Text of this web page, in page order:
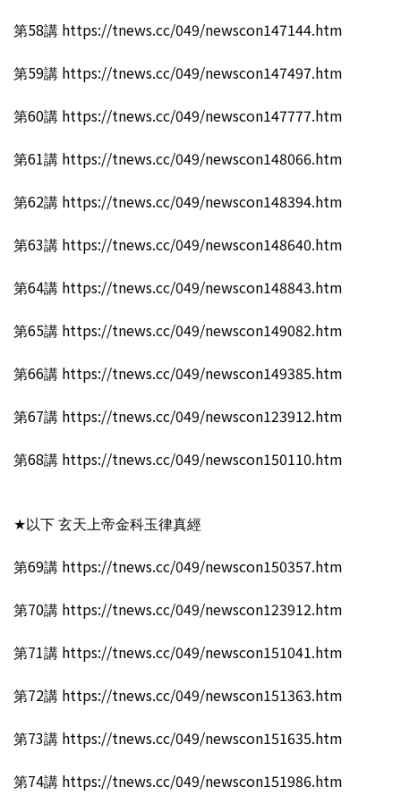
第58講 https://tnews.cc/049/newscon147144.htm
第59講 https://tnews.cc/049/newscon147497.htm
第60講 https://tnews.cc/049/newscon147777.htm
第61講 https://tnews.cc/049/newscon148066.htm
第62講 https://tnews.cc/049/newscon148394.htm
第63講 https://tnews.cc/049/newscon148640.htm
第64講 https://tnews.cc/049/newscon148843.htm
第65講 https://tnews.cc/049/newscon149082.htm
第66講 https://tnews.cc/049/newscon149385.htm
第67講 https://tnews.cc/049/newscon123912.htm
第68講 https://tnews.cc/049/newscon150110.htm
★以下 玄天上帝金科玉律真經
第69講 https://tnews.cc/049/newscon150357.htm
第70講 https://tnews.cc/049/newscon123912.htm
第71講 https://tnews.cc/049/newscon151041.htm
第72講 https://tnews.cc/049/newscon151363.htm
第73講 https://tnews.cc/049/newscon151635.htm
第74講 https://tnews.cc/049/newscon151986.htm